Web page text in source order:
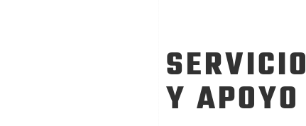
SERVICIO
Y APOYO